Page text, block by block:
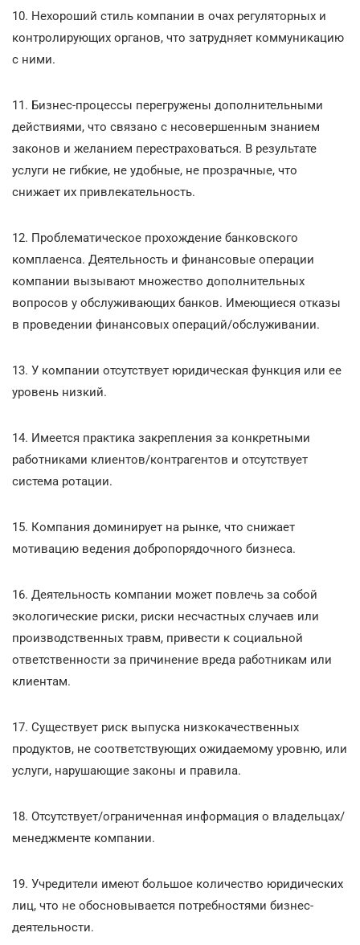
10. Нехороший стиль компании в очах регуляторных и
контролирующих органов, что затрудняет коммуникацию
с ними.
11. Бизнес-процессы перегружены дополнительными
действиями, что связано с несовершенным знанием
законов и желанием перестраховаться. В результате
услуги не гибкие, не удобные, не прозрачные, что
снижает их привлекательность.
12. Проблематическое прохождение банковского
комплаенса. Деятельность и финансовые операции
компании вызывают множество дополнительных
вопросов у обслуживающих банков. Имеющиеся отказы
в проведении финансовых операций/обслуживании.
13. У компании отсутствует юридическая функция или ее
уровень низкий.
14. Имеется практика закрепления за конкретными
работниками клиентов/контрагентов и отсутствует
система ротации.
15. Компания доминирует на рынке, что снижает
мотивацию ведения добропорядочного бизнеса.
16. Деятельность компании может повлечь за собой
экологические риски, риски несчастных случаев или
производственных травм, привести к социальной
ответственности за причинение вреда работникам или
клиентам.
17. Существует риск выпуска низкокачественных
продуктов, не соответствующих ожидаемому уровню, или
услуги, нарушающие законы и правила.
18. Отсутствует/ограниченная информация о владельцах/
менеджменте компании.
19. Учредители имеют большое количество юридических
лиц, что не обосновывается потребностями бизнес-
деятельности.